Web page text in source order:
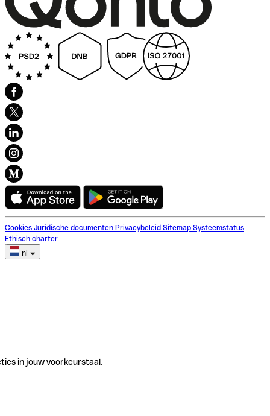
Cookies Juridische documenten Privacybeleid Sitemap Systeemstatus
Ethisch charter
nl
in jouw voorkeurstaal.